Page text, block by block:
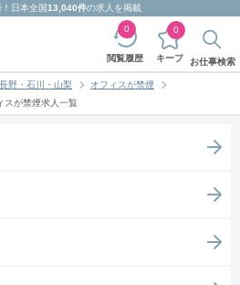
日本全国13,040件の求人を掲載
閲覧履歴
0
キープ
0
お仕事検索
野・石川・山梨
オフィスが禁煙
スが禁煙求人一覧